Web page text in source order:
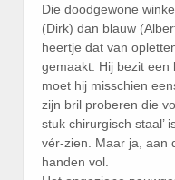
Die doodgewone
(Dirk) dan blauw
heertje dat van
gemaakt. Hij bezit een
moet hij misschien
zijn bril proberen die
stuk chirurgisch staal’
vér-zien. Maar ja, aan
handen vol.